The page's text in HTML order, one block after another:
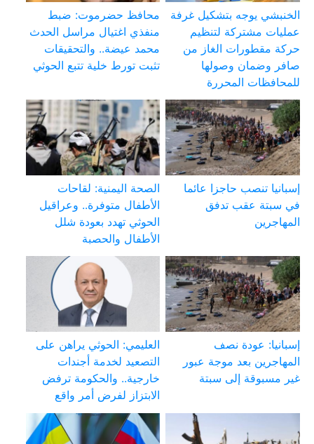
الخنبشي يوجه بتشكيل غرفة
عمليات مشتركة لتنظيم
حركة مقطورات الغاز من
صافر وضمان وصولها
للمحافظات المحررة
محافظ حضرموت: ضبط
منفذي اغتيال مراسل الحدث
محمد عيضة.. والتحقيقات
تثبت تورط خلية تتبع الحوثي
إسبانيا تنصب حاجزا عائما
في سبتة عقب تدفق
المهاجرين
الصحة اليمنية: لقاحات
الأطفال متوفرة.. وعراقيل
الحوثي تهدد بعودة شلل
الأطفال والحصبة
إسبانيا: عودة نصف
المهاجرين بعد موجة عبور
غير مسبوقة إلى سبتة
العليمي: الحوثي يراهن على
التصعيد لخدمة أجندات
خارجية.. والحكومة ترفض
الابتزاز لفرض أمر واقع